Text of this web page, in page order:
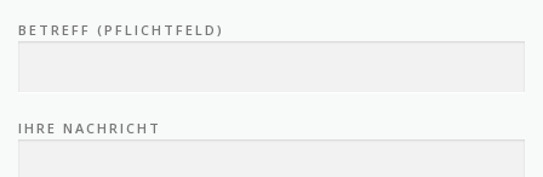
BETREFF (PFLICHTFELD)
IHRE NACHRICHT